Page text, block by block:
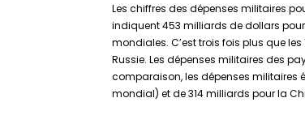
Les chiffres des dépenses militaires
indiquent 453 milliards de dollars pour
mondiales. C’est trois fois plus que
Russie. Les dépenses militaires des
comparaison, les dépenses militaires
mondial) et de 314 milliards pour la